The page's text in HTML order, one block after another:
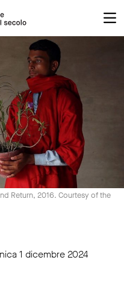
Return, 2016. Courtesy of the
1 dicembre 2024